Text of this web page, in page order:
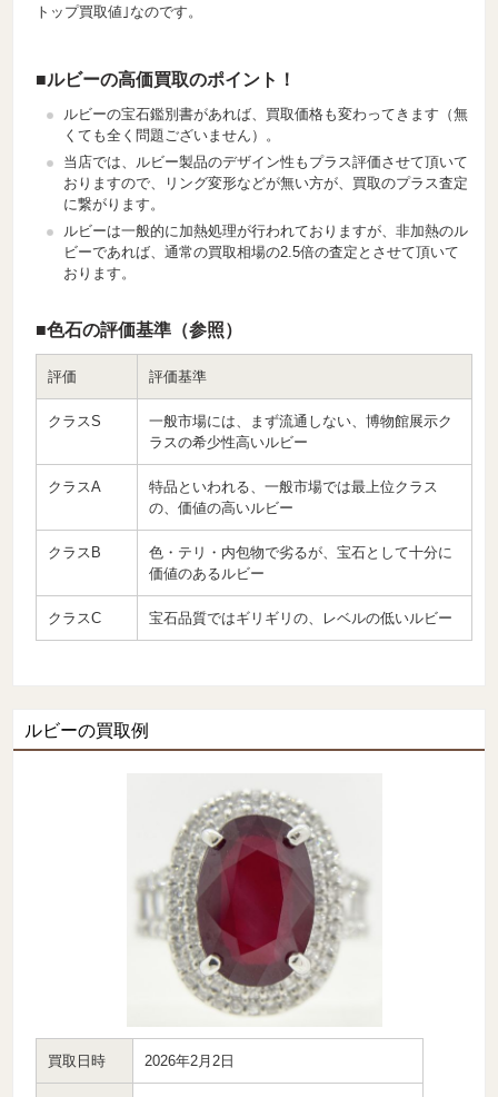
トップ買取値｣なのです。
■ルビーの高価買取のポイント！
ルビーの宝石鑑別書があれば、買取価格も変わってきます（無
くても全く問題ございません）。
当店では、ルビー製品のデザイン性もプラス評価させて頂いて
おりますので、リング変形などが無い方が、買取のプラス査定
に繋がります。
ルビーは一般的に加熱処理が行われておりますが、非加熱のル
ビーであれば、通常の買取相場の2.5倍の査定とさせて頂いて
おります。
■色石の評価基準（参照）
評価 評価基準
クラスS
一般市場には、まず流通しない、博物館展示ク
ラスの希少性高いルビー
クラスA
特品といわれる、一般市場では最上位クラス
の、価値の高いルビー
クラスB
色・テリ・内包物で劣るが、宝石として十分に
価値のあるルビー
クラスC 宝石品質ではギリギリの、レベルの低いルビー
ルビーの買取例
買取日時 2026年2月2日